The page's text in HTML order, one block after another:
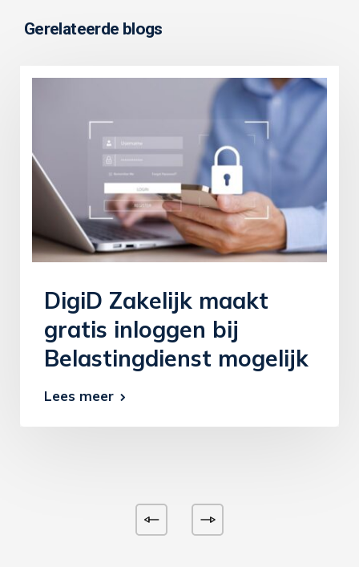
Gerelateerde blogs
DigiD Zakelijk maakt
gratis inloggen bij
Belastingdienst mogelijk
Lees meer